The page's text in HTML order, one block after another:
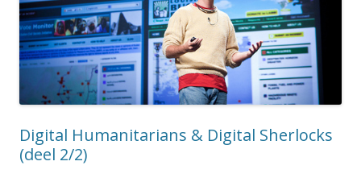
Digital Humanitarians & Digital Sherlocks
(deel 2/2)